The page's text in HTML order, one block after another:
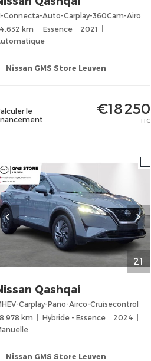
Connecta-Auto-Carplay-360Cam-Airo
km
Essence
2021
Nissan GMS Store Leuven
le
€18 250
TTC
21
Qashqai
Carplay-Pano-Airco-Cruisecontrol
km
Hybride - Essence
2024
Nissan GMS Store Leuven